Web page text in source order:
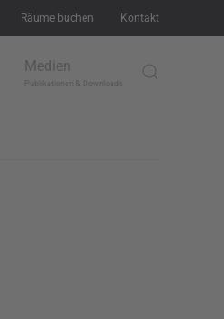
Räume buchen Kontakt
Medien
Publikationen & Downloads